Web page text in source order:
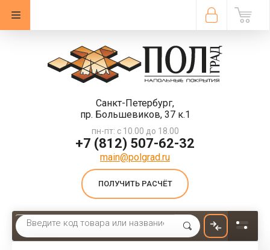
Санкт-Петербург,
пр. Большевиков, 37 к.1
пн-пт: с 10.00 до 18.00
+7 (812) 507-62-32
main@polgrad.ru
ПОЛУЧИТЬ РАСЧЁТ